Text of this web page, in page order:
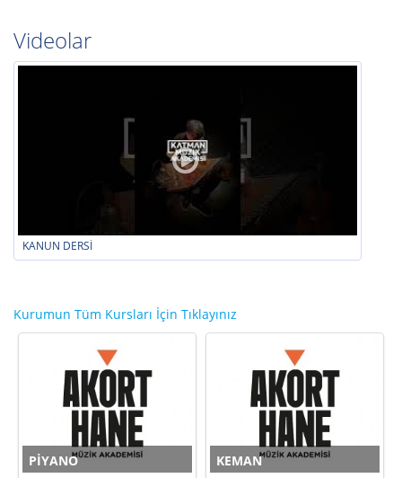
Videolar
KANUN DERSİ
Kurumun Tüm Kursları İçin Tıklayınız
PIYANO KEMAN